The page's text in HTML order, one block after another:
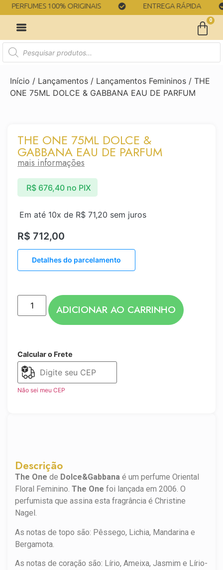
100% ORIGINAIS ENTREGA RÁPIDA
0
Início / Lançamentos / Lançamentos Femininos / THE
ONE 75ML DOLCE & GABBANA EAU DE PARFUM
Descrição
The One de Dolce&Gabbana é um perfume Oriental
Floral Feminino. The One foi lançada em 2006. O
perfumista que assina esta fragrância é Christine
Nagel.
As notas de topo são: Pêssego, Lichia, Mandarina e
Bergamota.
As notas de coração são: Lírio, Ameixa, Jasmim e Lírio-
THE ONE 75ML DOLCE &
GABBANA EAU DE PARFUM
mais informações
R$ 712,00
Em até 10x de R$ 71,20 sem juros
R$676,40 no PIX
Detalhes do parcelamento
ADICIONAR AO CARRINHO
Calcular o Frete
Não sei meu CEP